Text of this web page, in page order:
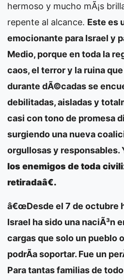
hermoso y mucho mÃ¡s
repente al alcance. Este es
emocionante para Israel y
Medio, porque en toda la
caos, el terror y la ruina
durante dÃ©cadas se
debilitadas, aisladas y
casi con tono de promesa
surgiendo una nueva
orgullosas y responsables.
los enemigos de toda
retiradaâ€.
â€œDesde el 7 de octubre
Israel ha sido una naciÃ³n
cargas que solo un pueblo
podrÃ­a soportar. Fue un
Para tantas familias de